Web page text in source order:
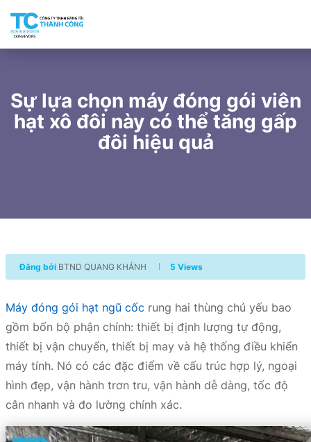
Sự lựa chọn máy đóng gói viên
hạt xô đôi này có thể tăng gấp
đôi hiệu quả
Đăng bởi BTND QUANG KHÁNH 5 Views
Máy đóng gói hạt ngũ cốc rung hai thùng chủ yếu bao
gồm bốn bộ phận chính: thiết bị định lượng tự động,
thiết bị vận chuyển, thiết bị may và hệ thống điều khiển
máy tính. Nó có các đặc điểm về cấu trúc hợp lý, ngoại
hình đẹp, vận hành trơn tru, vận hành dễ dàng, tốc độ
cân nhanh và đo lường chính xác.